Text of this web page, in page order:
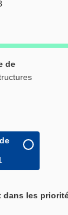
de
dans les